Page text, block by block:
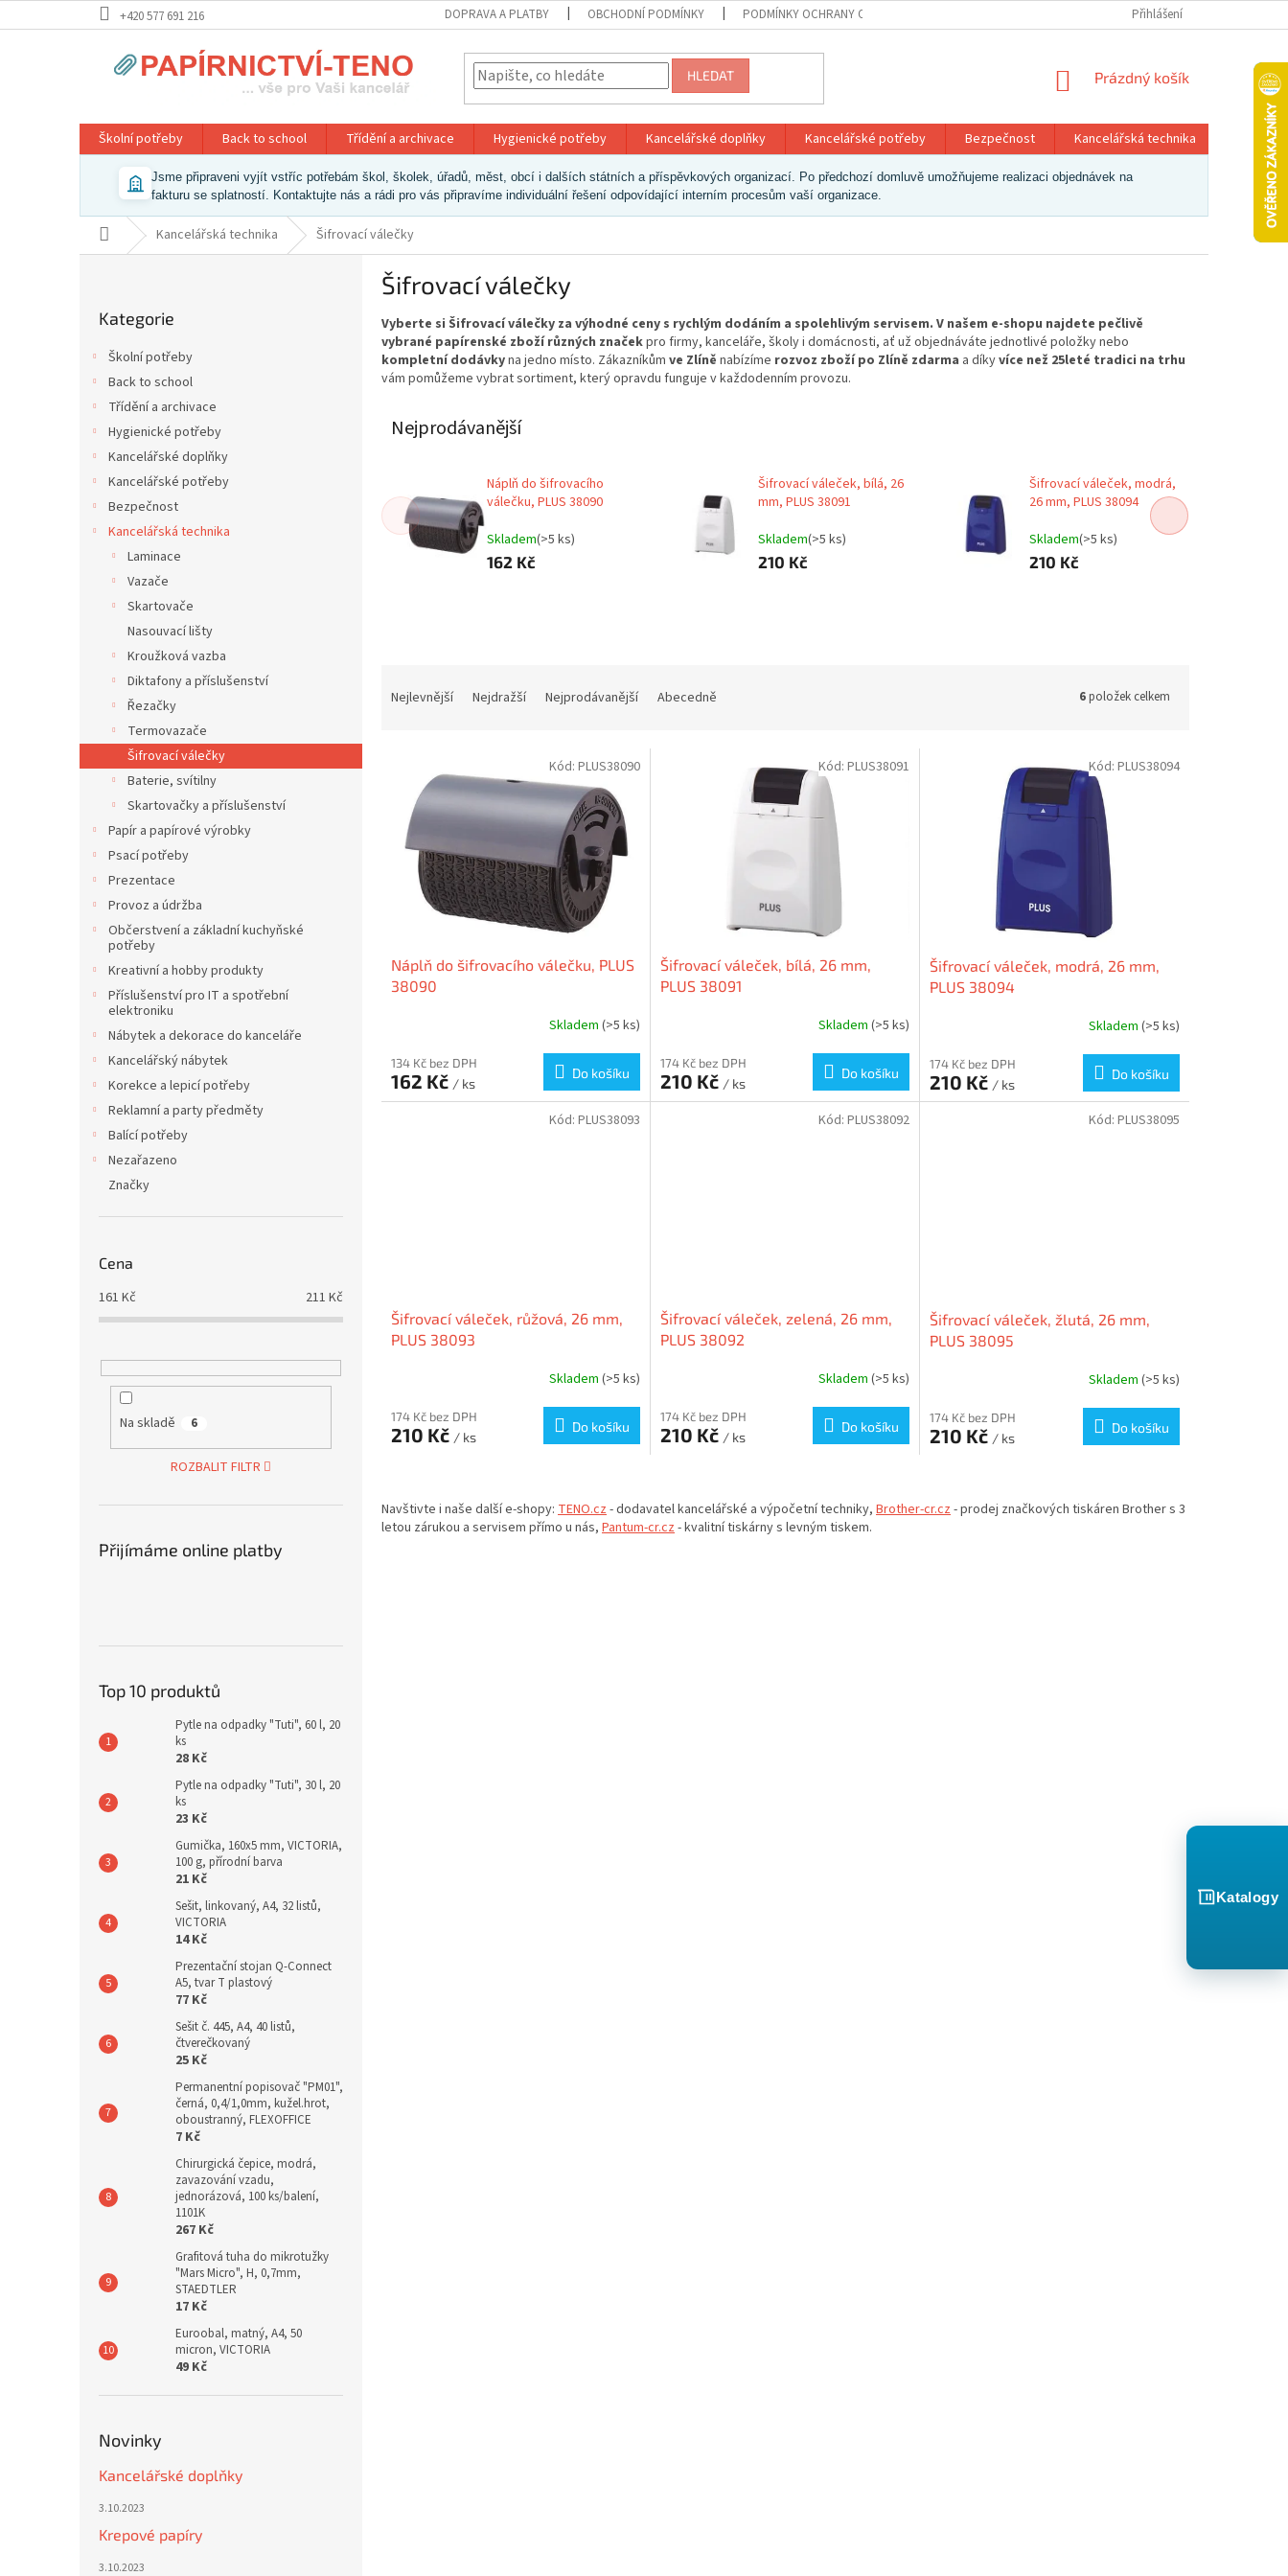
na
+420 577 691 216 DOPRAVA A PLATBY OBCHODNÍ PODMÍNKY PODMÍNKY OCHRANY OSOBNÍCH ÚDAJŮ Přihlášení
HLEDAT
NÁKUPNÍ
Prázdný košík
Školní potřeby Back to school Třídění a archivace Hygienické potřeby Kancelářské doplňky Kancelářské potřeby Bezpečnost Kancelářská technika Papír a
Jsme připraveni vyjít vstříc potřebám škol, školek, úřadů, měst, obcí i dalších státních a příspěvkových organizací. Po předchozí domluvě umožňujeme realizaci objednávek na
fakturu se splatností. Kontaktujte nás a rádi pro vás připravíme individuální řešení odpovídající interním procesům vaší organizace.
Domů Kancelářská technika Šifrovací válečky
kategorie
Kategorie
Školní potřeby
Back to school
Třídění a archivace
Hygienické potřeby
Kancelářské doplňky
Kancelářské potřeby
Bezpečnost
Kancelářská technika
Laminace
Vazače
Skartovače
Nasouvací lišty
Kroužková vazba
Diktafony a příslušenství
Řezačky
Termovazače
Šifrovací válečky
Baterie, svítilny
Skartovačky a příslušenství
Papír a papírové výrobky
Psací potřeby
Prezentace
Provoz a údržba
Občerstvení a základní kuchyňské
potřeby
Kreativní a hobby produkty
Příslušenství pro IT a spotřební
elektroniku
Nábytek a dekorace do kanceláře
Kancelářský nábytek
Korekce a lepicí potřeby
Reklamní a party předměty
Balící potřeby
Nezařazeno
Značky
Cena
161 Kč 211 Kč
Na skladě 6
ROZBALIT FILTR
Přijímáme online platby
Top 10 produktů
Pytle na odpadky "Tuti", 60 l, 20
ks
28 Kč
Pytle na odpadky "Tuti", 30 l, 20
ks
23 Kč
Gumička, 160x5 mm, VICTORIA,
100 g, přírodní barva
21 Kč
Sešit, linkovaný, A4, 32 listů,
VICTORIA
14 Kč
Prezentační stojan Q-Connect
A5, tvar T plastový
77 Kč
Sešit č. 445, A4, 40 listů,
čtverečkovaný
25 Kč
Permanentní popisovač "PM01",
černá, 0,4/1,0mm, kužel.hrot,
oboustranný, FLEXOFFICE
7 Kč
Chirurgická čepice, modrá,
zavazování vzadu,
jednorázová, 100 ks/balení,
1101K
267 Kč
Grafitová tuha do mikrotužky
"Mars Micro", H, 0,7mm,
STAEDTLER
17 Kč
Euroobal, matný, A4, 50
micron, VICTORIA
49 Kč
Novinky
Kancelářské doplňky
3.10.2023
Krepové papíry
3.10.2023
Šifrovací válečky
Vyberte si Šifrovací válečky za výhodné ceny s rychlým dodáním a spolehlivým servisem. V našem e-shopu najdete pečlivě
vybrané papírenské zboží různých značekpro firmy, kanceláře, školy i domácnosti, ať už objednáváte jednotlivé položky nebo
kompletní dodávkyna jedno místo. Zákazníkům ve Zlíně nabízíme rozvoz zboží po Zlíně zdarma a díkyvíce než 25leté tradici na trhu
vám pomůžeme vybrat sortiment, který opravdu funguje v každodenním provozu.
Nejprodávanější
Náplň do šifrovacího
válečku, PLUS 38090
Skladem(>5 ks)
162 Kč
Šifrovací váleček, bílá, 26
mm, PLUS 38091
Skladem(>5 ks)
210 Kč
Šifrovací váleček, modrá,
26 mm, PLUS 38094
Skladem(>5 ks)
210 Kč
Nejlevnější Nejdražší Nejprodávanější Abecedně 6položek celkem
Náplň do šifrovacího válečku, PLUS
38090
Skladem (>5 ks)
134 Kč bez DPH
162 Kč / ks
Do košíku
Kód: PLUS38090
Šifrovací váleček, bílá, 26 mm,
PLUS 38091
Skladem (>5 ks)
174 Kč bez DPH
210 Kč / ks
Do košíku
Kód: PLUS38091
Šifrovací váleček, modrá, 26 mm,
PLUS 38094
Skladem (>5 ks)
174 Kč bez DPH
210 Kč / ks
Do košíku
Kód: PLUS38094
Šifrovací váleček, růžová, 26 mm,
PLUS 38093
Skladem (>5 ks)
174 Kč bez DPH
210 Kč / ks
Do košíku
Kód: PLUS38093
Šifrovací váleček, zelená, 26 mm,
PLUS 38092
Skladem (>5 ks)
174 Kč bez DPH
210 Kč / ks
Do košíku
Kód: PLUS38092
Šifrovací váleček, žlutá, 26 mm,
PLUS 38095
Skladem (>5 ks)
174 Kč bez DPH
210 Kč / ks
Do košíku
Kód: PLUS38095
v
l
á
Navštivte i naše další e-shopy: TENO.cz- dodavatel kancelářské a výpočetní techniky, Brother-cr.cz- prodej značkových tiskáren Brother s 3
letou zárukou a servisem přímo u nás, Pantum-cr.cz- kvalitní tiskárny s levným tiskem.
Katalogy